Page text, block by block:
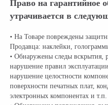
Право на гарантийное
утрачивается в
• На Товаре повреждены
Продавца: наклейки,
• Обнаружены следы вскрытия,
нарушение правил
нарушение целостности
поверхности печатных плат,
электронных компонентах и т.п.